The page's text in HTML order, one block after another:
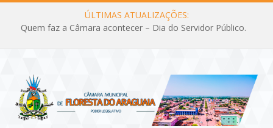
ÚLTIMAS ATUALIZAÇÕES:
Quem faz a Câmara acontecer – Dia do Servidor Público.